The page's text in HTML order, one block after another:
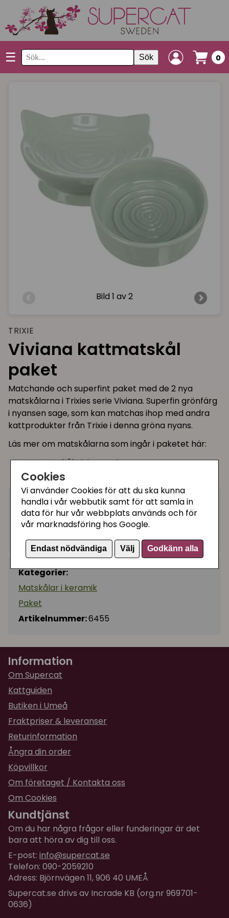
Cookies
Vi använder Cookies för att du ska kunna
handla i vår webbutik samt för att samla in
data för hur vår webbplats används och för
vår marknadsföring hos Google.
Endast nödvändiga Välj Godkänn alla
☰ Sök 0
Bild 1 av 2
TRIXIE
Viviana kattmatskål
paket
Matchande och superfint paket med de 2 nya
matskålarna i Trixies serie Viviana. Superfin grönfärg
i nyansen sage, som kan matchas ihop med andra
kattprodukter från Trixie i denna gröna nyans.
Läs mer om matskålarna som ingår i paketet här:
Kattmatskål Viviana grön
Keramikmatskål Viviana grön (800ml)
199 kr Utgått
Kategorier:
Matskålar i keramik
Paket
Artikelnummer:6455
Information
Om Supercat
Kattguiden
Butiken i Umeå
Fraktpriser & leveranser
Returinformation
Ångra din order
Köpvillkor
Om företaget / Kontakta oss
Om Cookies
Kundtjänst
Om du har några frågor eller funderingar är det
bara att höra av dig till oss.
E-post: info@supercat.se
Telefon: 090-2059210
Adress: Björnvägen 11, 906 40 UMEÅ
Supercat.se drivs av Incrade KB (org.nr 969701-
0636)